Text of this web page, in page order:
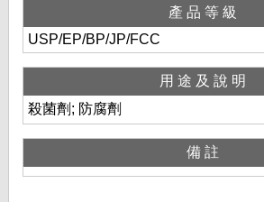
產品等級
USP/EP/BP/JP/FCC
用途及說明
殺菌劑; 防腐劑
備註